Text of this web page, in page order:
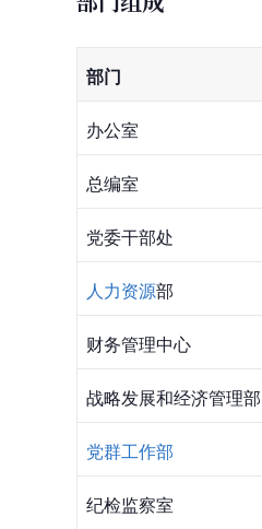
部门
办公室
总编室
党委干部处
人力资源部
财务管理中心
战略发展和经济管理部
党群工作部
纪检监察室